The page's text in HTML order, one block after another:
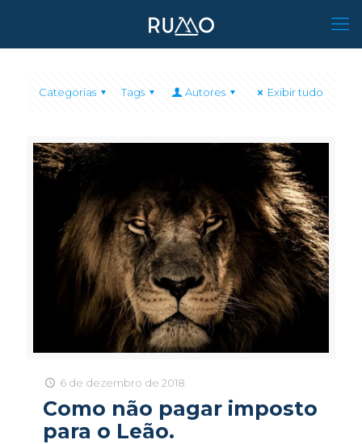
Categorias Tags Autores Exibir tudo
6 de dezembro de 2018
Como não pagar imposto
para o Leão.